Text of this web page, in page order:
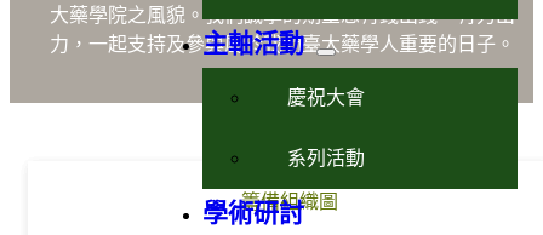
主軸活動
慶祝大會
系列活動
學術研討
大藥學院之風貌。我們誠摯的期望您有錢出錢，有力出
力，一起支持及參與屬於我們臺大藥學人重要的日子。
籌備組織圖